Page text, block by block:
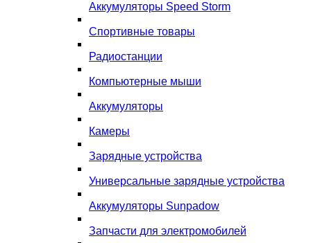
Аккумуляторы Speed Storm
Спортивные товары
Радиостанции
Компьютерные мыши
Аккумуляторы
Камеры
Зарядные устройства
Универсальные зарядные устройства
Аккумуляторы Sunpadow
Запчасти для электромобилей